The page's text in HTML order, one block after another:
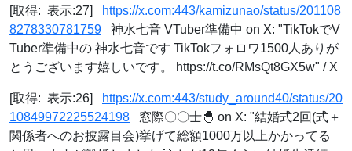
[取得: 表示:27]
https://x.com:443/kamizunao/status/201108
8278330781759 神水七音 VTuber準備中 on X: "TikTokでV
Tuber準備中の 神水七音です TikTokフォロワ1500人ありが
とうございます嬉しいです。 https://t.co/RMsQt8GX5w" / X
[取得: 表示:26]
https://x.com:443/study_around40/status/20
10849972225524198 窓際〇〇士🐣 on X: "結婚式2回(式＋
関係者へのお披露目会)挙げて総額1000万以上かかってる